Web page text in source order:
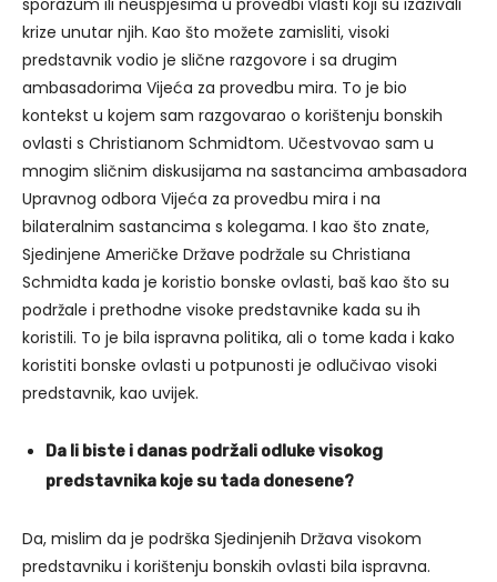
sporazum ili neuspjesima u provedbi vlasti koji su izazivali
krize unutar njih. Kao što možete zamisliti, visoki
predstavnik vodio je slične razgovore i sa drugim
ambasadorima Vijeća za provedbu mira. To je bio
kontekst u kojem sam razgovarao o korištenju bonskih
ovlasti s Christianom Schmidtom. Učestvovao sam u
mnogim sličnim diskusijama na sastancima ambasadora
Upravnog odbora Vijeća za provedbu mira i na
bilateralnim sastancima s kolegama. I kao što znate,
Sjedinjene Američke Države podržale su Christiana
Schmidta kada je koristio bonske ovlasti, baš kao što su
podržale i prethodne visoke predstavnike kada su ih
koristili. To je bila ispravna politika, ali o tome kada i kako
koristiti bonske ovlasti u potpunosti je odlučivao visoki
predstavnik, kao uvijek.
Da li biste i danas podržali odluke visokog
predstavnika koje su tada donesene?
Da, mislim da je podrška Sjedinjenih Država visokom
predstavniku i korištenju bonskih ovlasti bila ispravna.